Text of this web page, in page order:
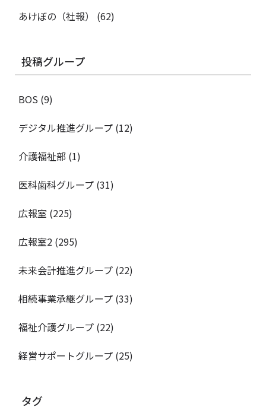
あけぼの（社報）
(62)
投稿グループ
BOS (9)
デジタル推進グループ (12)
介護福祉部 (1)
医科歯科グループ (31)
広報室 (225)
広報室2 (295)
未来会計推進グループ (22)
相続事業承継グループ (33)
福祉介護グループ (22)
経営サポートグループ (25)
タグ